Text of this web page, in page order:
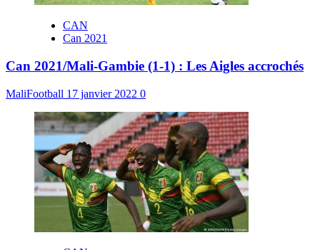
CAN
Can 2021
Can 2021/Mali-Gambie (1-1) : Les Aigles accrochés
MaliFootball 17 janvier 2022 0